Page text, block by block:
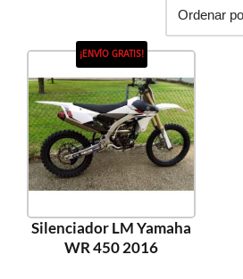
¡ENVÍO GRATIS!
Silenciador LM Yamaha
WR 450 2016